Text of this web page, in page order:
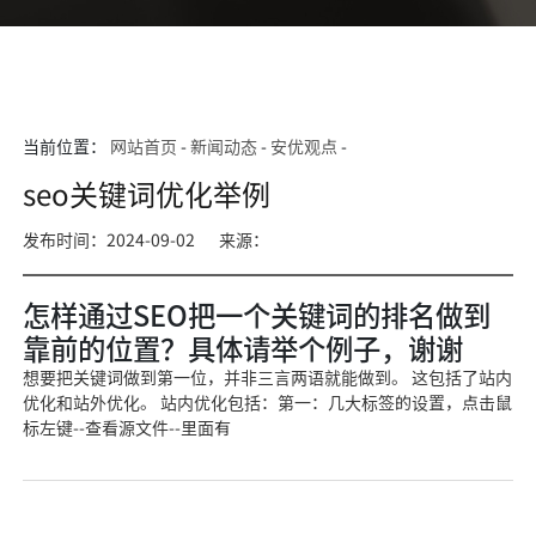
当前位置： 网站首页 -新闻动态- 安优观点 -
seo关键词优化举例
发布时间：2024-09-02 来源：
怎样通过SEO把一个关键词的排名做到
靠前的位置？具体请举个例子，谢谢
想要把关键词做到第一位，并非三言两语就能做到。 这包括了站内
优化和站外优化。 站内优化包括：第一：几大标签的设置，点击鼠
标左键--查看源文件--里面有